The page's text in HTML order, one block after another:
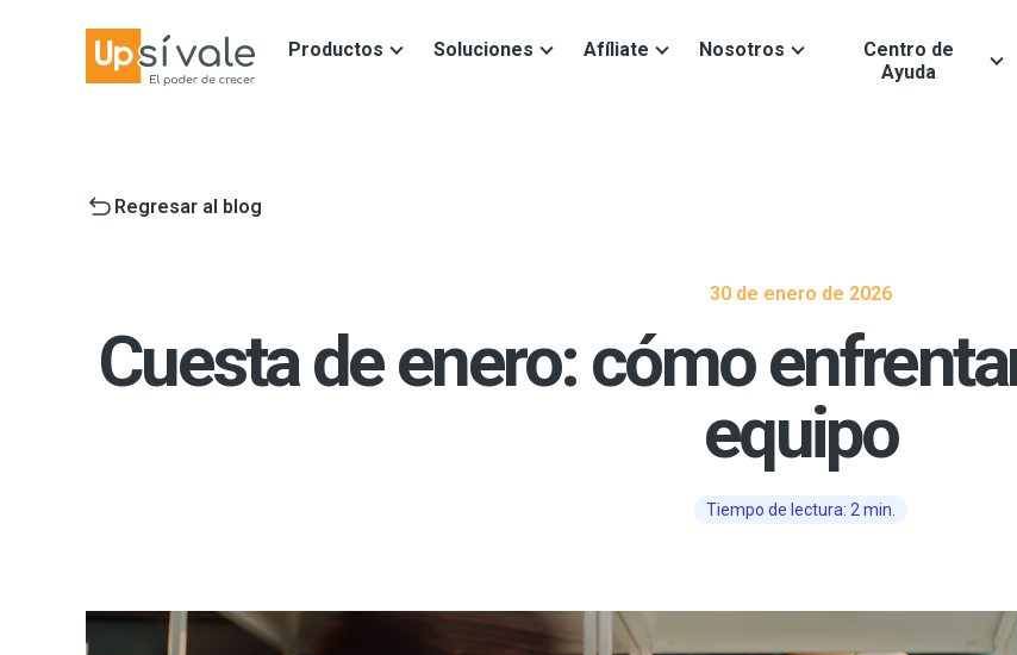
Productos Soluciones Afíliate Nosotros
Centro de
Ayuda
Regresar al blog
30 de enero de 2026
Cuesta de enero: cómo
equipo
Tiempo de lectura: 2 min.